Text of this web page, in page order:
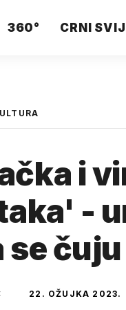
360° CRNI
i
-
se
22. OŽUJKA 2023.